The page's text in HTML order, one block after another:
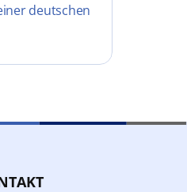
deutschen